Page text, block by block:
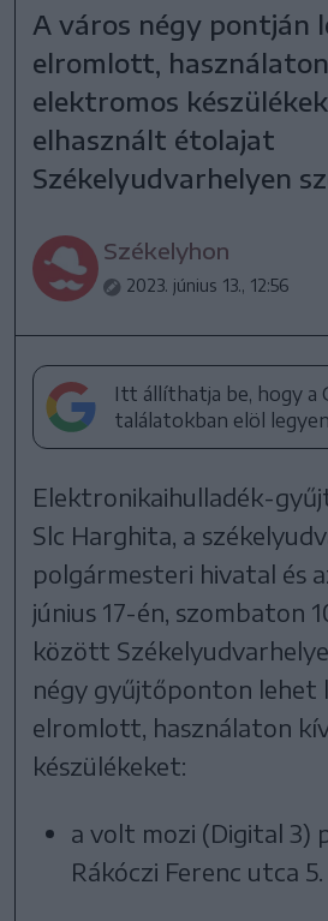
A város négy pontján
elromlott,
elektromos
elhasznált étolajat
Székelyudvarhelyen
Székelyhon
2023. június 13., 12:56
Itt állíthatja be, hogy a
találatokban elöl
Elektronikaihulladék-
Slc Harghita, a
polgármesteri hivatal és
június 17-én, szombaton
között
négy gyűjtőponton lehet
elromlott, használaton
készülékeket:
a volt mozi (Digital 3)
Rákóczi Ferenc utca 5.